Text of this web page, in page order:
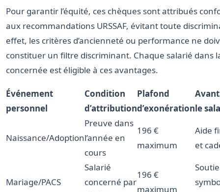
Pour garantir l’équité, ces chèques sont attribués
aux recommandations URSSAF, évitant toute
effet, les critères d’ancienneté ou performance ne
constituer un filtre discriminant. Chaque salarié dans
concernée est éligible à ces avantages.
Événement
personnel
Condition
d’attribution
Plafond
d’exonérationle
Naissance/Adoption
Preuve dans
l’année en
cours
196 €
maximum
Aide
et
Mariage/PACS
Salarié
concerné par
196 €
maximum